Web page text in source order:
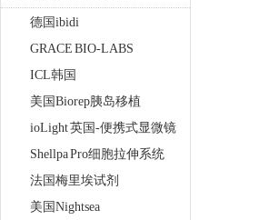
德国ibidi
GRACE BIO-LABS
ICL韩国
美国Biorep胰岛移植
ioLight 英国-便携式显微镜
Shellpa Pro细胞拉伸系统
法国梅里埃试剂
美国Nightsea